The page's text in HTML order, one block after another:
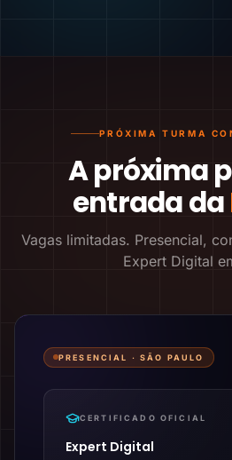
PRÓXIMA TURMA
A próxima
entrada da
Vagas limitadas. Presencial,
Expert Digital
PRESENCIAL ·SÃO PAULO
CERTIFICADO OFICIAL
Expert Digital